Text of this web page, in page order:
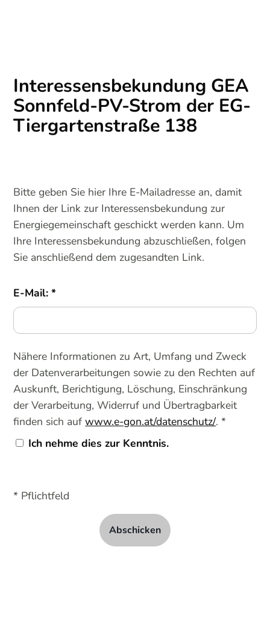
Interessensbekundung GEA
Sonnfeld-PV-Strom der EG-
Tiergartenstraße 138
Bitte geben Sie hier Ihre E-Mailadresse an, damit
Ihnen der Link zur Interessensbekundung zur
Energiegemeinschaft geschickt werden kann. Um
Ihre Interessensbekundung abzuschließen, folgen
Sie anschließend dem zugesandten Link.
E-Mail:
Nähere Informationen zu Art, Umfang und Zweck
der Datenverarbeitungen sowie zu den Rechten auf
Auskunft, Berichtigung, Löschung, Einschränkung
der Verarbeitung, Widerruf und Übertragbarkeit
finden sich aufwww.e-gon.at/datenschutz/. *
Ich nehme dies zur Kenntnis.
* Pflichtfeld
Abschicken